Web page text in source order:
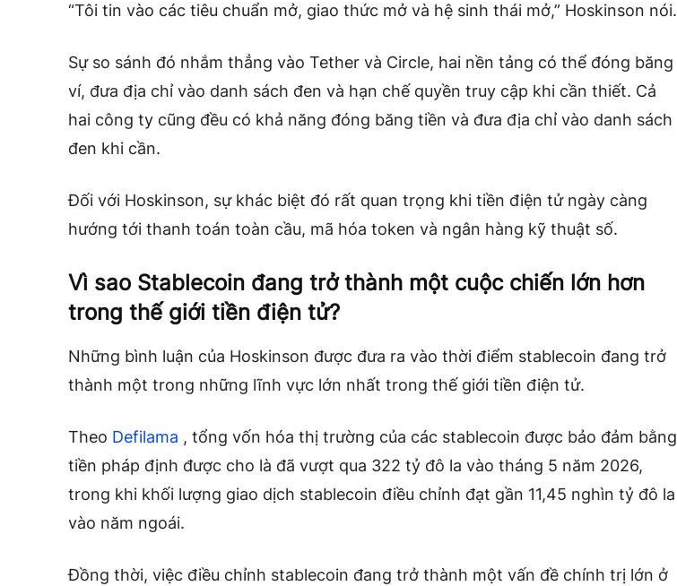
“Tôi tin vào các tiêu chuẩn mở, giao thức mở và hệ sinh thái mở,” Hoskinson nói.
Sự so sánh đó nhắm thẳng vào Tether và Circle, hai nền tảng có thể đóng băng
ví, đưa địa chỉ vào danh sách đen và hạn chế quyền truy cập khi cần thiết. Cả
hai công ty cũng đều có khả năng đóng băng tiền và đưa địa chỉ vào danh sách
đen khi cần.
Đối với Hoskinson, sự khác biệt đó rất quan trọng khi tiền điện tử ngày càng
hướng tới thanh toán toàn cầu, mã hóa token và ngân hàng kỹ thuật số.
Vì sao Stablecoin đang trở thành một cuộc chiến lớn hơn
trong thế giới tiền điện tử?
Những bình luận của Hoskinson được đưa ra vào thời điểm stablecoin đang trở
thành một trong những lĩnh vực lớn nhất trong thế giới tiền điện tử.
Theo Defilama , tổng vốn hóa thị trường của các stablecoin được bảo đảm bằng
tiền pháp định được cho là đã vượt qua 322 tỷ đô la vào tháng 5 năm 2026,
trong khi khối lượng giao dịch stablecoin điều chỉnh đạt gần 11,45 nghìn tỷ đô la
vào năm ngoái.
Đồng thời, việc điều chỉnh stablecoin đang trở thành một vấn đề chính trị lớn ở